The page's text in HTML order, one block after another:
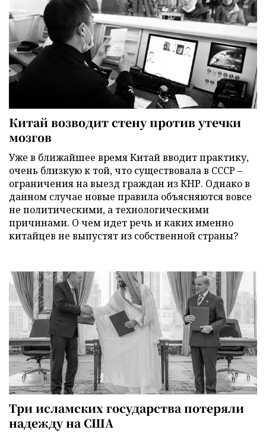
Китай возводит стену против утечки
мозгов
Уже в ближайшее время Китай вводит практику,
очень близкую к той, что существовала в СССР –
ограничения на выезд граждан из КНР. Однако в
данном случае новые правила объясняются вовсе
не политическими, а технологическими
причинами. О чем идет речь и каких именно
китайцев не выпустят из собственной страны?
Три исламских государства потеряли
надежду на США